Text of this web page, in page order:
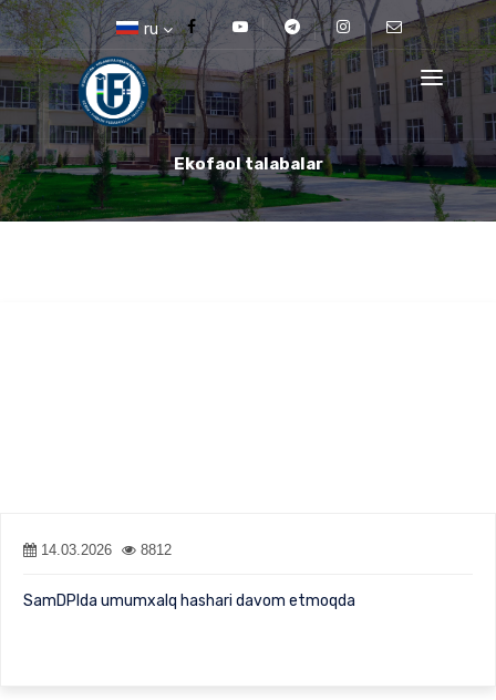
ru
Ekofaol talabalar
14.03.2026 8812
SamDPIda umumxalq hashari davom etmoqda